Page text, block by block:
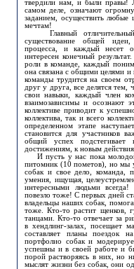
твердили нам, и были правы!
самом деле, означают
заданием, осуществить
мечтам!
Главный отличительный
существование общей идеи,
процесса, и каждый несет
интересен конечный
роли в команде, каждый
она связана с общими целями
команды трудится на своем
друг у друга, все делятся
свои навыки, каждый член
взаимозависимы и осознают
коллективе приводит к
коллектива, так и всего
определенном этапе
становится для участников
общий успех
достижениям, к новым
И пусть у нас пока
питомник (10 пометов), но мы
собак и свое дело, команда,
умения, ищущая,
интересными людьми
повезло тоже! С первых дней
владельцы наших собак,
тоже. Кто-то растит щенков,
танцами. Кто-то отвечает за
в хендлинг-залах, посещает
составляет планы поездок
портфолио собак и
успешны и в своей работе и
порой растворяясь в них, но
мыслят жизни без собак, они